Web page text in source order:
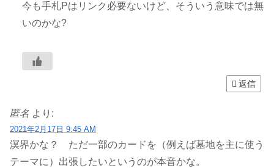
今も手札Pはリンク必要ないけど、そういう意味では無
いのかな?
返信
匿名 より:
2021年2月17日 9:45 AM
溟界かな？ ただ一部のカードを（例えば墓地を主に使う
テーマに）出張したいというのが本音かな。